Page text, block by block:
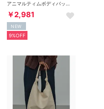
￥2,981
NEW
9%OFF